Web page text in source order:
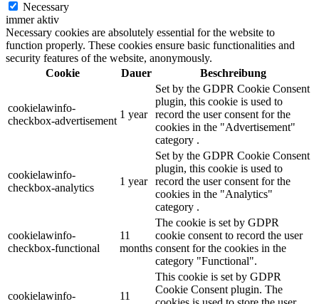
Necessary
immer aktiv
Necessary cookies are absolutely essential for the website to
function properly. These cookies ensure basic functionalities and
security features of the website, anonymously.
Cookie
Dauer Beschreibung
cookielawinfo-
checkbox-advertisement
1 year
Set by the GDPR Cookie Consent
plugin, this cookie is used to
record the user consent for the
cookies in the "Advertisement"
category .
cookielawinfo-
checkbox-analytics
1 year
Set by the GDPR Cookie Consent
plugin, this cookie is used to
record the user consent for the
cookies in the "Analytics"
category .
cookielawinfo-
checkbox-functional
11
months
The cookie is set by GDPR
cookie consent to record the user
consent for the cookies in the
category "Functional".
cookielawinfo-
11
This cookie is set by GDPR
Cookie Consent plugin. The